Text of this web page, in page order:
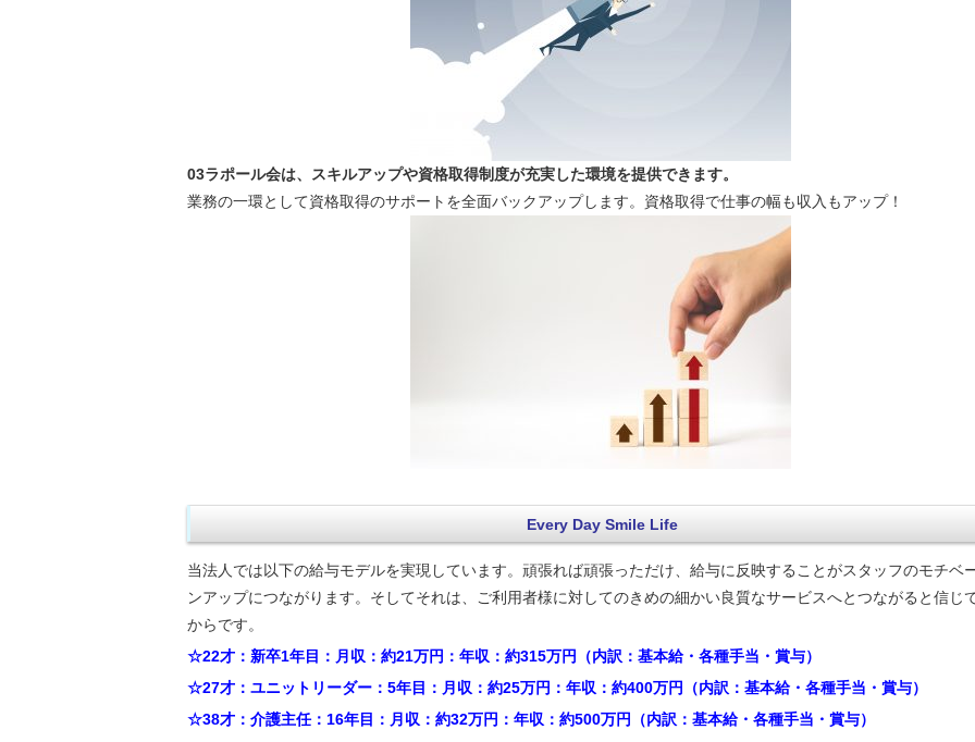
03ラポール会は、スキルアップや資格取得制度が充実した環境を提供できます。
業務の一環として資格取得のサポートを全面バックアップします。資格取得で仕事の幅も収入もアップ！
Every Day Smile Life
当法人では以下の給与モデルを実現しています。頑張れば頑張っただけ、給与に反映することがスタッフのモチベ
ンアップにつながります。そしてそれは、ご利用者様に対してのきめの細かい良質なサービスへとつながると信じ
からです。
☆22才：新卒1年目：月収：約21万円：年収：約315万円（内訳：基本給・各種手当・賞与）
☆27才：ユニットリーダー：5年目：月収：約25万円：年収：約400万円（内訳：基本給・各種手当・賞与）
☆38才：介護主任：16年目：月収：約32万円：年収：約500万円（内訳：基本給・各種手当・賞与）